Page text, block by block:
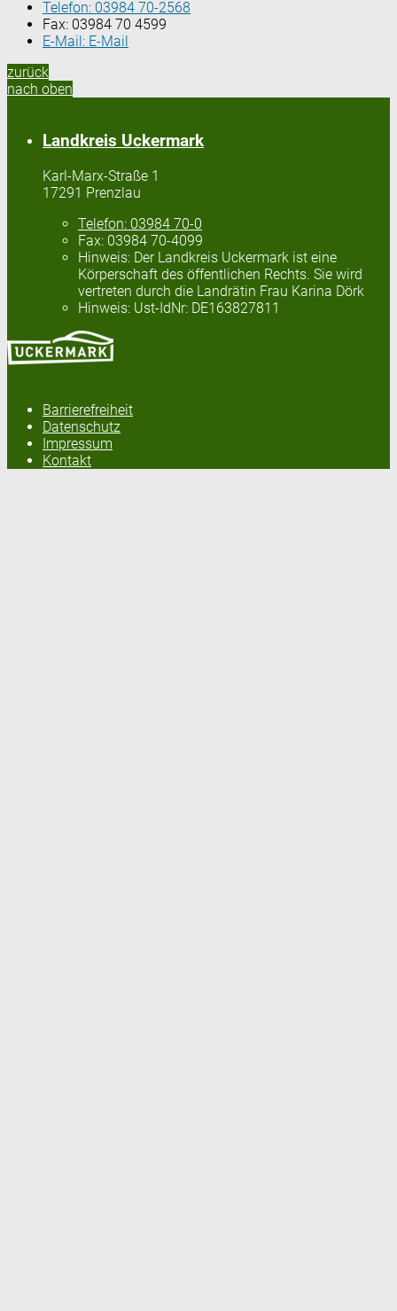
Telefon: 03984 70-2568
Fax: 03984 70 4599
E-Mail: E-Mail
zurück
nach oben
Landkreis Uckermark
Karl-Marx-Straße 1
17291 Prenzlau
Telefon: 03984 70-0
Fax: 03984 70-4099
Hinweis: Der Landkreis Uckermark ist eine
Körperschaft des öffentlichen Rechts. Sie wird
vertreten durch die Landrätin Frau Karina Dörk
Hinweis: Ust-IdNr: DE163827811
Barrierefreiheit
Datenschutz
Impressum
Kontakt